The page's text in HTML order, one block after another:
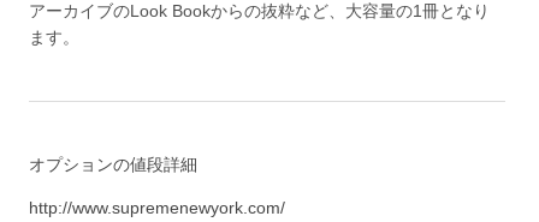
アーカイブのLook Bookからの抜粋など、大容量の1冊となり
ます。
オプションの値段詳細
http://www.supremenewyork.com/